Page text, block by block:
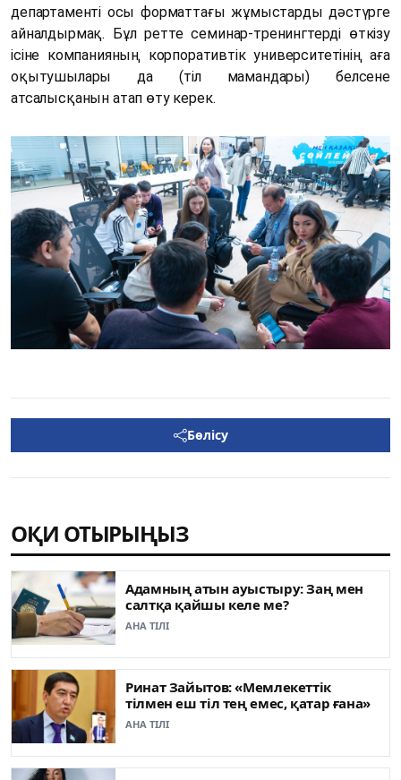
департаменті осы форматтағы жұмыстарды дәстүрге
айналдырмақ. Бұл ретте семинар-тренингтерді өткізу
ісіне компанияның корпоративтік университетінің аға
оқытушылары да (тіл мамандары) белсене
атсалысқанын атап өту керек.
Бөлісу
ОҚИ ОТЫРЫҢЫЗ
Адамның атын ауыстыру: Заң мен
салтқа қайшы келе ме?
АНА ТІЛІ
Ринат Зайытов: «Мемлекеттік
тілмен еш тіл тең емес, қатар ғана»
АНА ТІЛІ